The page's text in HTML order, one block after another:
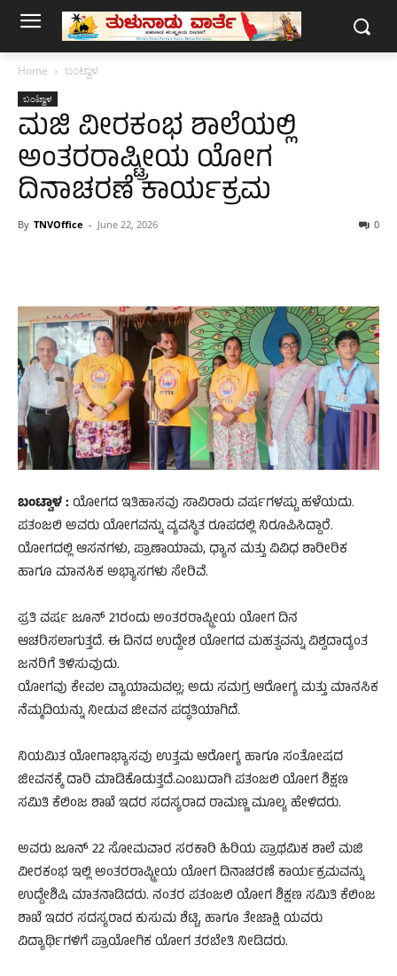
Home ಬಂಟ್ವಾಳ
ಬಂಟ್ವಾಳ
ಮಜಿ ವೀರಕಂಭ ಶಾಲೆಯಲ್ಲಿ
ಅಂತರರಾಷ್ಟ್ರೀಯ ಯೋಗ
ದಿನಾಚರಣೆ ಕಾರ್ಯಕ್ರಮ
By TNVOffice - June 22, 2026 0
ಬಂಟ್ವಾಳ : ಯೋಗದ ಇತಿಹಾಸವು ಸಾವಿರಾರು ವರ್ಷಗಳಷ್ಟು ಹಳೆಯದು.
ಪತಂಜಲಿ ಅವರು ಯೋಗವನ್ನು ವ್ಯವಸ್ಥಿತ ರೂಪದಲ್ಲಿ ನಿರೂಪಿಸಿದ್ದಾರೆ.
ಯೋಗದಲ್ಲಿ ಆಸನಗಳು, ಪ್ರಾಣಾಯಾಮ, ಧ್ಯಾನ ಮತ್ತು ವಿವಿಧ ಶಾರೀರಿಕ
ಹಾಗೂ ಮಾನಸಿಕ ಅಭ್ಯಾಸಗಳು ಸೇರಿವೆ.
ಪ್ರತಿ ವರ್ಷ ಜೂನ್ 21ರಂದು ಅಂತರರಾಷ್ಟ್ರೀಯ ಯೋಗ ದಿನ
ಆಚರಿಸಲಾಗುತ್ತದೆ. ಈ ದಿನದ ಉದ್ದೇಶ ಯೋಗದ ಮಹತ್ವವನ್ನು ವಿಶ್ವದಾದ್ಯಂತ
ಜನರಿಗೆ ತಿಳಿಸುವುದು.
ಯೋಗವು ಕೇವಲ ವ್ಯಾಯಾಮವಲ್ಲ; ಅದು ಸಮಗ್ರ ಆರೋಗ್ಯ ಮತ್ತು ಮಾನಸಿಕ
ನೆಮ್ಮದಿಯನ್ನು ನೀಡುವ ಜೀವನ ಪದ್ಧತಿಯಾಗಿದೆ.
ನಿಯಮಿತ ಯೋಗಾಭ್ಯಾಸವು ಉತ್ತಮ ಆರೋಗ್ಯ ಹಾಗೂ ಸಂತೋಷದ
ಜೀವನಕ್ಕೆ ದಾರಿ ಮಾಡಿಕೊಡುತ್ತದೆ.ಎಂಬುದಾಗಿ ಪತಂಜಲಿ ಯೋಗ ಶಿಕ್ಷಣ
ಸಮಿತಿ ಕೆಲಿಂಜ ಶಾಖೆ ಇದರ ಸದಸ್ಯರಾದ ರಾಮಣ್ಣ ಮೂಲ್ಯ ಹೇಳಿದರು.
ಅವರು ಜೂನ್ 22 ಸೋಮವಾರ ಸರಕಾರಿ ಹಿರಿಯ ಪ್ರಾಥಮಿಕ ಶಾಲೆ ಮಜಿ
ವೀರಕಂಭ ಇಲ್ಲಿ ಅಂತರರಾಷ್ಟ್ರೀಯ ಯೋಗ ದಿನಾಚರಣೆ ಕಾರ್ಯಕ್ರಮವನ್ನು
ಉದ್ದೇಶಿಷಿ ಮಾತನಾಡಿದರು. ನಂತರ ಪತಂಜಲಿ ಯೋಗ ಶಿಕ್ಷಣ ಸಮಿತಿ ಕೆಲಿಂಜ
ಶಾಖೆ ಇದರ ಸದಸ್ಯರಾದ ಕುಸುಮ ಶೆಟ್ಟಿ, ಹಾಗೂ ತೇಜಾಕ್ಷಿ ಯವರು
ವಿದ್ಯಾರ್ಥಿಗಳಿಗೆ ಪ್ರಾಯೋಗಿಕ ಯೋಗ ತರಬೇತಿ ನೀಡಿದರು.